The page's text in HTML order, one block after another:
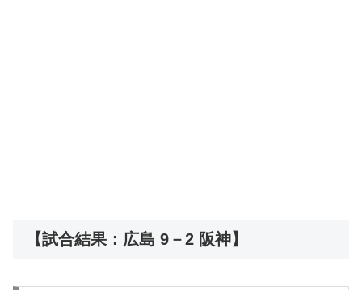
【試合結果：広島 9－2 阪神】